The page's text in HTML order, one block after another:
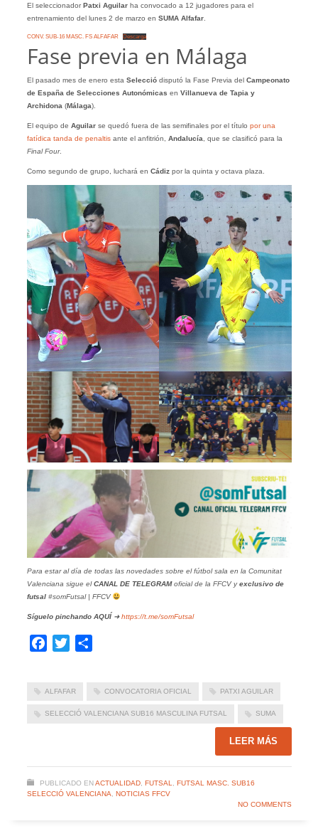
El seleccionadorPatxi Aguilarha convocado a 12 jugadores para el
entrenamiento del lunes 2 de marzo en SUMA Alfafar.
CONV. SUB-16 MASC. FS ALFAFAR Descarga
Fase previa en Málaga
El pasado mes de enero esta Selecciódisputó la Fase Previa del Campeonato
de España de Selecciones Autonómicas en Villanueva de Tapia y
Archidona (Málaga).
El equipo de Aguilarse quedó fuera de las semifinales por el título por una
fatídica tanda de penaltisante el anfitrión, Andalucía , que se clasificó para la
Final Four.
Como segundo de grupo, luchará en Cádizpor la quinta y octava plaza.
Para estar al día de todas las novedades sobre el fútbol sala en la Comunitat
Valenciana sigue elCANAL DE TELEGRAMoficial de la FFCV yexclusivo de
futsal#somFutsal | FFCV
Síguelo pinchando AQUÍ➜https://t.me/somFutsal
Facebook
Twitter
ALFAFAR CONVOCATORIA OFICIAL PATXI AGUILAR
SELECCIÓ VALENCIANA SUB16 MASCULINA FUTSAL SUMA
LEER MÁS
PUBLICADO EN ACTUALIDAD, FUTSAL
FUTSAL MASC. SUB16
SELECCIÓ VALENCIANA
NOTICIAS FFCV
NO COMMENTS